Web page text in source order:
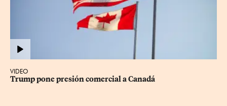
VIDEO
Trump pone presión comercial a Canadá